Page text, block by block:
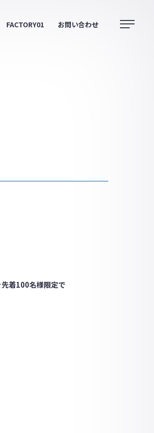
FACTORY01 お問い合わせ
着100名様限定で